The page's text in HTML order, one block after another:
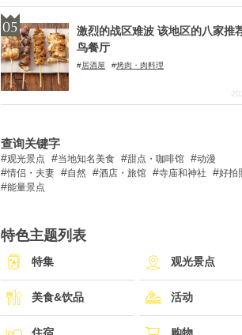
激烈的战区难波 该地区的八家推
鸟餐厅
居酒屋 烤肉・肉料理
查询关键字
观光景点 当地知名美食 甜点・咖啡馆
动漫
情侣・夫妻
自然 酒店・旅馆 寺庙和神社
好拍
能量景点
特色主题列表
特集 观光景点
美食&饮品 活动
住宿 购物